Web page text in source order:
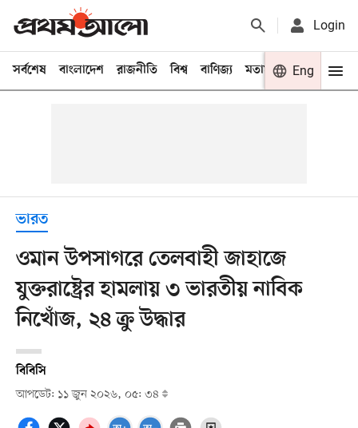
Login
সর্বশেষ বাংলাদেশ রাজনীতি বিশ্ব বাণিজ্য মতামত খেলা
Eng
ভারত
ওমান উপসাগরে তেলবাহী জাহাজে
যুক্তরাষ্ট্রের হামলায় ৩ ভারতীয় নাবিক
নিখোঁজ, ২৪ ক্রু উদ্ধার
বিবিসি
আপডেট: ১১ জুন ২০২৬, ০৫: ৩৪